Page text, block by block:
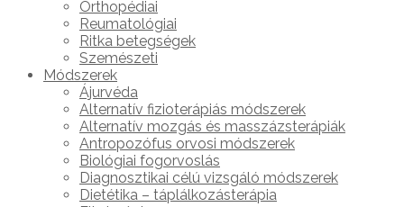
Orthopédiai
Reumatológiai
Ritka betegségek
Szemészeti
Módszerek
Ájurvéda
Alternatív fizioterápiás módszerek
Alternatív mozgás és masszázsterápiák
Antropozófus orvosi módszerek
Biológiai fogorvoslás
Diagnosztikai célú vizsgáló módszerek
Dietétika – táplálkozásterápia